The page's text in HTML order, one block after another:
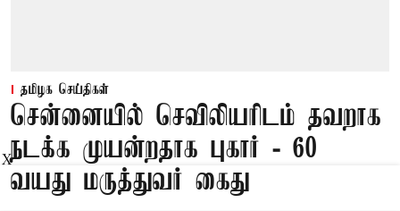
தமிழக செய்திகள்
சென்னையில் செவிலியரிடம் தவறாக
நடக்க முயன்றதாக புகார் - 60
வயது மருத்துவர் கைது
X